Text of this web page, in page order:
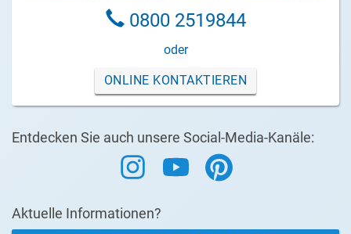
0800 2519844
oder
ONLINE KONTAKTIEREN
Entdecken Sie auch unsere Social-Media-Kanäle:
Aktuelle Informationen?